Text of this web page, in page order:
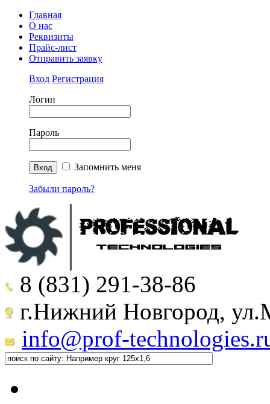
Главная
О нас
Реквизиты
Прайс-лист
Отправить заявку
Вход Регистрация
Логин
Пароль
Запомнить меня
Забыли пароль?
8 (831) 291-38-86
г.Нижний Новгород,
info@prof-